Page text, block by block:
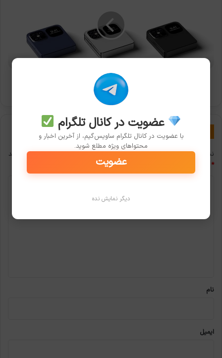
اینچی
فناوری لمسی پیشرفته
دیدگاهتان را بنویسید
نشانی ایمیل شما منتشر نخواهد شد. بخش‌های موردنیاز علامت‌گذاری شده‌اند
*
نام
ایمیل
عضویت در کانال تلگرام
با عضویت در کانال تلگرام ساویس‌گیم، از آخرین اخبار و
محتواهای ویژه مطلع شوید.
عضویت
دیگر نمایش نده